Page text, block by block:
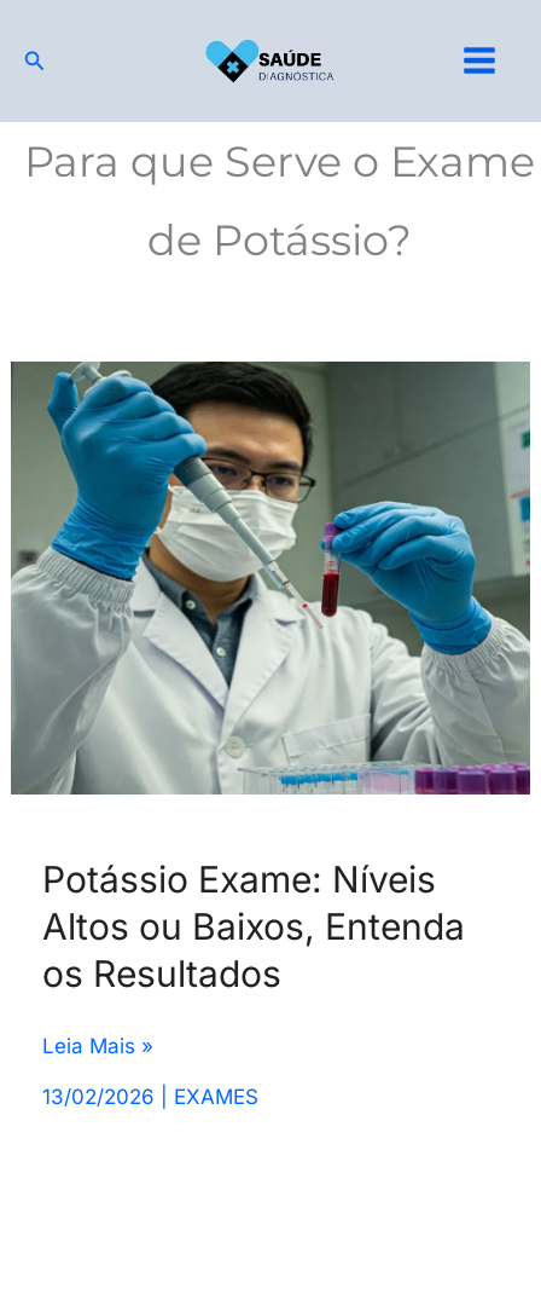
para
conteúdo
Pesquisar
Para que Serve o Exame
de Potássio?
Potássio Exame: Níveis
Altos ou Baixos, Entenda
os Resultados
Potássio
Exame:
Níveis
Altos
ou
Baixos,
Entenda
Resultados
Leia Mais »
13/02/2026 EXAMES